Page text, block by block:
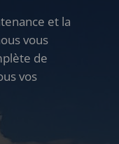
et la
vous
de
vos